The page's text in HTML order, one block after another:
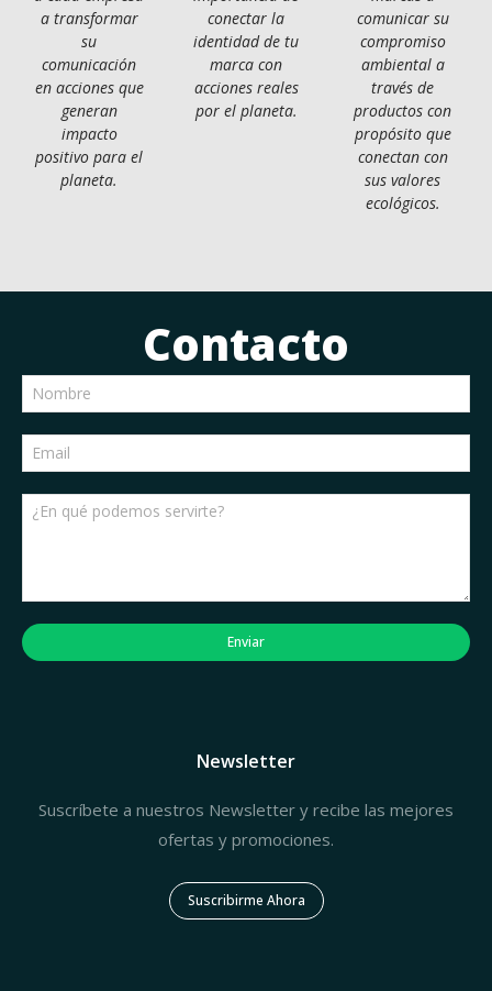
a transformar
su
comunicación
en acciones que
generan
impacto
positivo para el
planeta.
conectar la
identidad de tu
marca con
acciones reales
por el planeta.
comunicar su
compromiso
ambiental a
través de
productos con
propósito que
conectan con
sus valores
ecológicos.
Contacto
Enviar
Newsletter
Suscríbete a nuestros Newsletter y recibe las mejores
ofertas y promociones.
Suscribirme Ahora